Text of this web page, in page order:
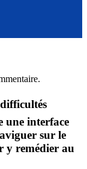
une interface
sur le
y remédier au